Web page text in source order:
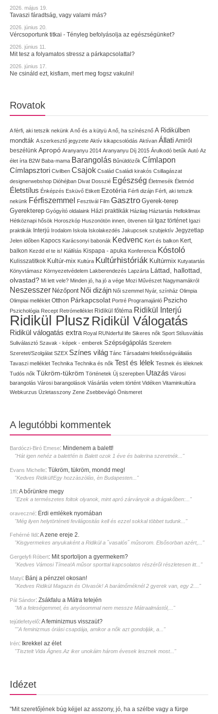
2026. május 19.
Tavaszi fáradtság, vagy valami más?
2026. június 20.
Vércsoportunk titkai - Tényleg befolyásolja az egészségünket?
2026. június 11.
Mit tesz a folyamatos stressz a párkapcsolattal?
2026. június 17.
Ne csináld ezt, kisfiam, mert meg fogsz vakulni!
Rovatok
A férfi, aki tetszik nekünk A nő és a kütyü A nő, ha színésznő A Ridikülben
mondták A szerkesztő jegyzete Aktív kikapcsolódás Aktívan Állati Amiről
beszélünk Apropó Aranyanyu 2014 Aranyanyu Díj 2015 Árulkodó betűk Autó Az
élet írta B2W Baba-mama Barangolás Bűnüldözők Címlapon
Címlapsztori Civilben Csajok Család Családi kirakós Csillagászat
designerwebshop Dióhéjban Divat Dosszié Egészség Életmesék Életmód
Életstílus Énképzés Esküvő Etikett Ezotéria Férfi dizájn Férfi, aki tetszik
nekünk Férfiszemmel Fesztivál Film Gasztro Gyerek-terep
Gyerekterep Gyógyító oldalaink Házi praktikák Házilag Háztartás Helloklimax
Hétköznapi hősök Horoszkóp Huszonötön innen, ötvenen túl Igaz történet Igazi
praktikák Interjú Irodalom Iskola Iskolakezdés Jakupcsek szubjektív Jegyzetlap
Jelen időben Kapocs Karácsonyi babonák Kedvenc Kert és balkon Kert,
balkon Kezdd el te is! Kiállítás Kispapa - apuka Konferencia Kóstoló
Kulisszatitkok Kultúr-mix Kultúra Kultúrhistóriák Kultúrmix Kutyatartás
Könyvtámasz Környezetvédelem Lakberendezés Lapzárta Láttad, hallottad,
olvastad? Mi lett vele? Minden jó, ha jó a vége Mozi Művészet Nagymamákról
Neszesszer Nézőpont Női dizájn Női szemmel Nyár, színház Olimpia
Olimpiai melléklet Otthon Párkapcsolat Portré Programajánló Pszicho
Pszichológia Recept Retrómelléklet Ridikül főtéma Ridikül Interjú
Ridikül Plusz Ridikül Válogatás
Ridikül válogatás extra Royal RUNderful life Sikeres nők Sport Stílusváltás
Suliválasztó Szavak - képek - emberek Szépségápolás Szerelem
Szeretet/Szolgálat SZEX Színes világ Tánc Társadalmi felelősségvállalás
Tavaszi melléklet Technika Technika és nők Test és lélek Testnek és léleknek
Tudós nők Tükröm-tükröm Történetek Új szerepben Utazás Városi
barangolás Városi barangolások Vásárlás velem történt Vidéken Vitaminkultúra
Webkurzus Üzletasszony Zene Zsebbevágó Önismeret
A legutóbbi kommentek
Bardóczi-Biró Emese: Mindenem a balett!
"Hát igen nehéz a balett!én is Balett ozok 1 éve és balerina szeretnék..."
Evans Michelle: Tükröm, tükröm, mondd meg!
"Kedves Ridikül!Egy hozzàszòlàs, èn Budapesten..."
1ffi:A bőrünkre megy
"Ezek a természetes foltok olyanok, mint apró zárványok a drágakőben:..."
oraveczné: Érdi emlékek nyomában
"Még ilyen helytörténeti fevilágositás kell és ezzel sokkal többet tudunk..."
Fehérné Ildi:A zene ereje 2.
"Kisgyermekes anyukaként a Ridikül a ˝vasalós˝ műsorom. Elsősorban azért,..."
Gergelyfi Róbert: Mit sportoljon a gyermekem?
"Kedves Vámosi Tímea!A műsor sporttal kapcsolatos részéről részletesen itt..."
Matyi: Bánj a pénzzel okosan!
"Kedves Ridikül Magazin és Olvasók! A barátnőméknél 2 gyerek van, egy 2...."
Pál Sándor: Zsákfalu a Mátra tetején
"Mi a feleségemmel, és anyósommal nem messze Mátraalmástól,..."
tejútlefetyelő:A feminizmus visszaüt?
""A feminizmus óriási csapdája, amikor a nők azt gondolják, a..."
Irén: Ikrekkel az élet
"Tisztelt Vida Ágnes.Az iker unokáim három évesek lesznek most..."
Idézet
"Mit szeretőjének búg kéjjel az asszony, jó, ha a szélbe vagy a fürge